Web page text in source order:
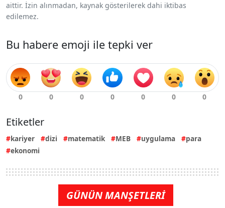
aittir. İzin alınmadan, kaynak gösterilerek dahi iktibas
edilemez.
Bu habere emoji ile tepki ver
Etiketler
kariyer dizi matematik MEB uygulama
para
ekonomi
GÜNÜN MANŞETLERİ